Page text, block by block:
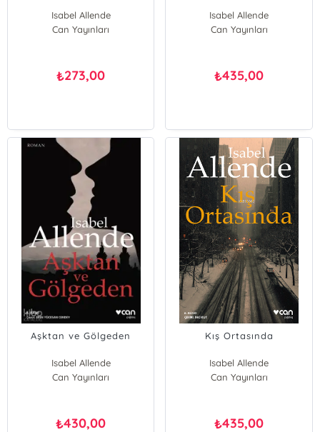
Isabel Allende
Can Yayınları
₺273,00
Isabel Allende
Can Yayınları
₺435,00
Aşktan ve Gölgeden
Isabel Allende
Can Yayınları
₺430,00
Kış Ortasında
Isabel Allende
Can Yayınları
₺435,00